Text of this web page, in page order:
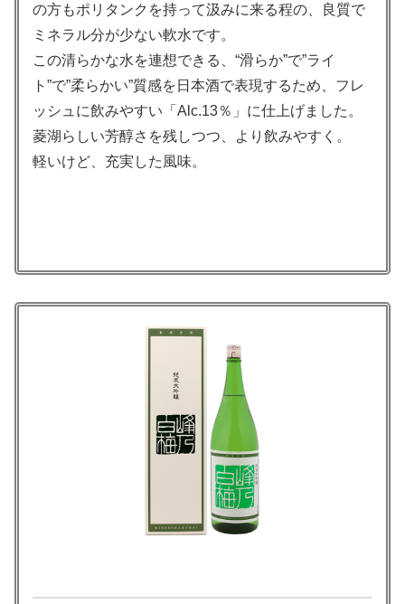
の方もポリタンクを持って汲みに来る程の、良質で
ミネラル分が少ない軟水です。
この清らかな水を連想できる、“滑らか”で”ライ
ト”で”柔らかい”質感を日本酒で表現するため、フレ
ッシュに飲みやすい「Alc.13％」に仕上げました。
菱湖らしい芳醇さを残しつつ、より飲みやすく。
軽いけど、充実した風味。